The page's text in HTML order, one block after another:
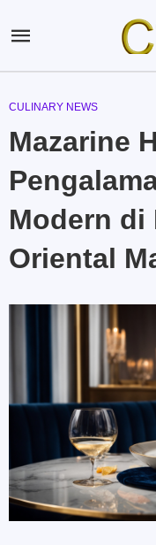
CULINARY NEWS
Mazarine
Modern di
Oriental